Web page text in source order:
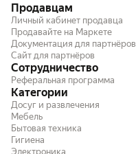
Продавцам
Личный кабинет продавца
Продавайте на Маркете
Документация для партнёров
Сайт для партнёров
Сотрудничество
Реферальная программа
Категории
Досуг и развлечения
Мебель
Бытовая техника
Гигиена
Электроника